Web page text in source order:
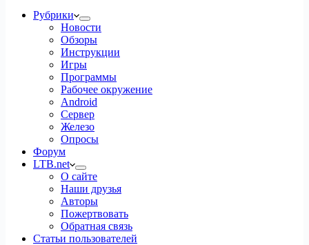
Рубрики
Новости
Обзоры
Инструкции
Игры
Программы
Рабочее окружение
Android
Сервер
Железо
Опросы
Форум
LTB.net
О сайте
Наши друзья
Авторы
Пожертвовать
Обратная связь
Статьи пользователей